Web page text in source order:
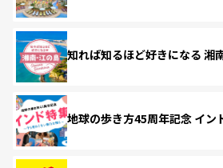
知れば知るほど好きになる 湘
地球の歩き方45周年記念 イン